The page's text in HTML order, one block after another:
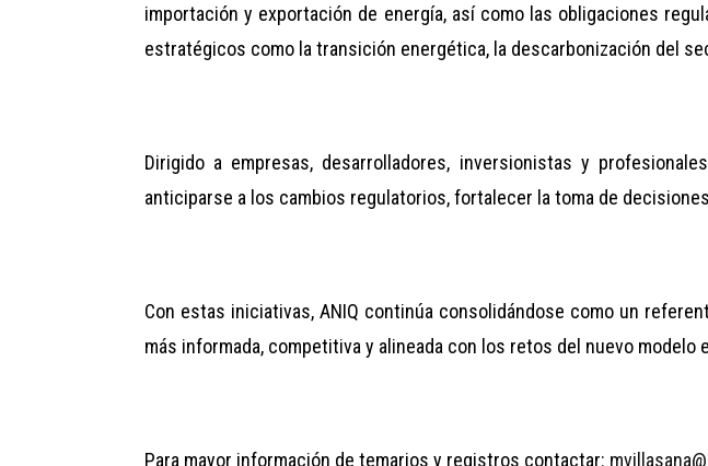
importación y exportación de energía, así como las obligaciones
estratégicos como la transición energética, la descarbonización del
Dirigido a empresas, desarrolladores, inversionistas y
anticiparse a los cambios regulatorios, fortalecer la toma de
Con estas iniciativas, ANIQ continúa consolidándose como un
más informada, competitiva y alineada con los retos del nuevo modelo
Para mayor información de temarios y registros contactar: